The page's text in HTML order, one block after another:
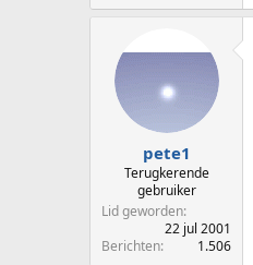
pete1
Terugkerende
gebruiker
Lid geworden
22 jul 2001
Berichten
1.506